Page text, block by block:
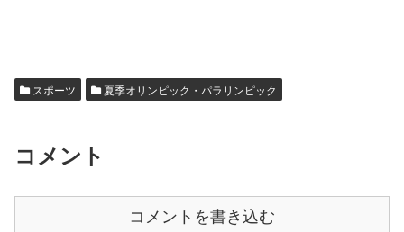
スポーツ 夏季オリンピック・パラリンピック
コメント
コメントを書き込む